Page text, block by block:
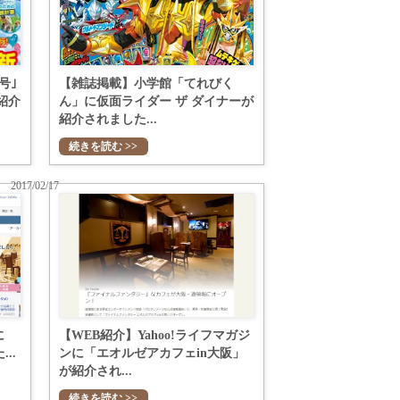
｣
介
【雑誌掲載】小学館「てれびく
ん」に仮面ライダー ザ ダイナーが
紹介されました...
続きを読む >>
...
【WEB紹介】Yahoo!ライフマガジ
ンに「エオルゼアカフェin大阪」
が紹介され...
2017/02/17